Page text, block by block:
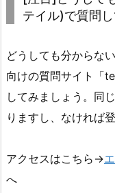
テイル)で質問し
どうしても分からな
向けの質問サイト「
してみましょう。同
りますし、なければ
アクセスはこちら→
へ